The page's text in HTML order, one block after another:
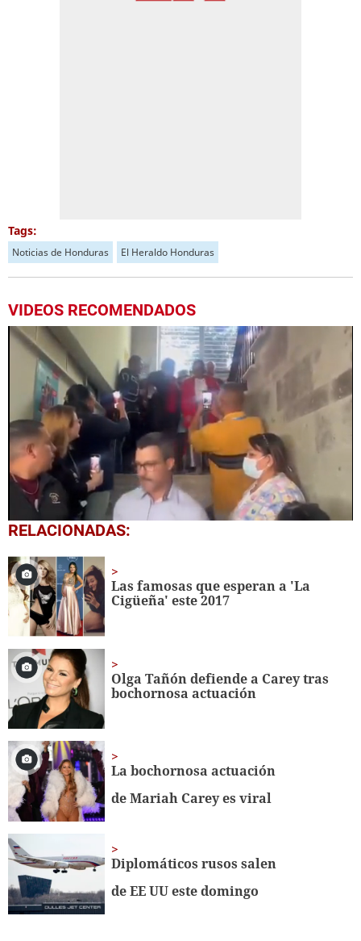
Tags:
Noticias de Honduras El Heraldo Honduras
VIDEOS RECOMENDADOS
0
seconds
36
seconds
RELACIONADAS:
Las famosas que esperan a 'La
Cigüeña' este 2017
Olga Tañón defiende a Carey tras
bochornosa actuación
La bochornosa actuación
de Mariah Carey es viral
Diplomáticos rusos salen
de EE UU este domingo